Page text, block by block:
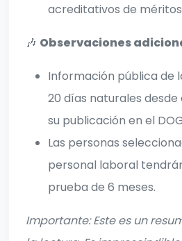
acreditativos de
🎶 Observaciones
Información pública de
20 días naturales desde
su publicación en el
Las personas
personal laboral
prueba de 6 meses.
Importante: Este es un